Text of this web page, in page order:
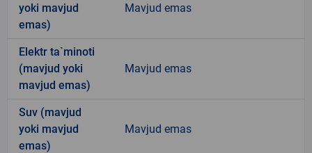
yoki mavjud
emas)
Mavjud emas
Elektr ta`minoti
(mavjud yoki
mavjud emas)
Mavjud emas
Suv (mavjud
yoki mavjud
emas)
Mavjud emas